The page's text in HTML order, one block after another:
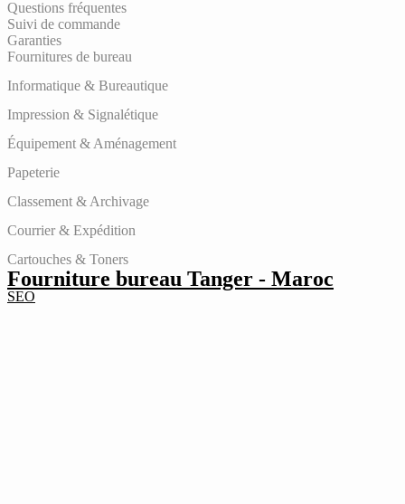
Questions fréquentes
Suivi de commande
Garanties
Fournitures de bureau
Informatique & Bureautique
Impression & Signalétique
Équipement & Aménagement
Papeterie
Classement & Archivage
Courrier & Expédition
Cartouches & Toners
Fourniture bureau Tanger - Maroc
SEO